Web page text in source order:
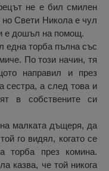
не е бил смилен
Свети Никола е чул
е дошъл на помощ.
една торба пълна със
По този начин, тя
направил и през
сестра, а след това и
в собствените си
малката дъщеря, да
го видял, когато се
торба през комина.
казва, че той никога